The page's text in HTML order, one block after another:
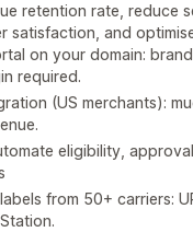
retention rate, reduce
satisfaction, and
on your domain:
required.
(US merchants):
eligibility,
from 50+ carriers: